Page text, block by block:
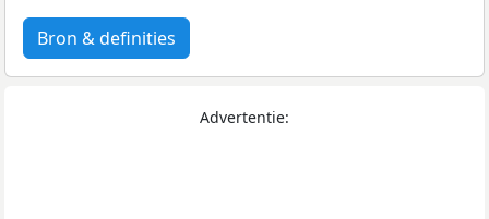
Bron & definities
Advertentie: